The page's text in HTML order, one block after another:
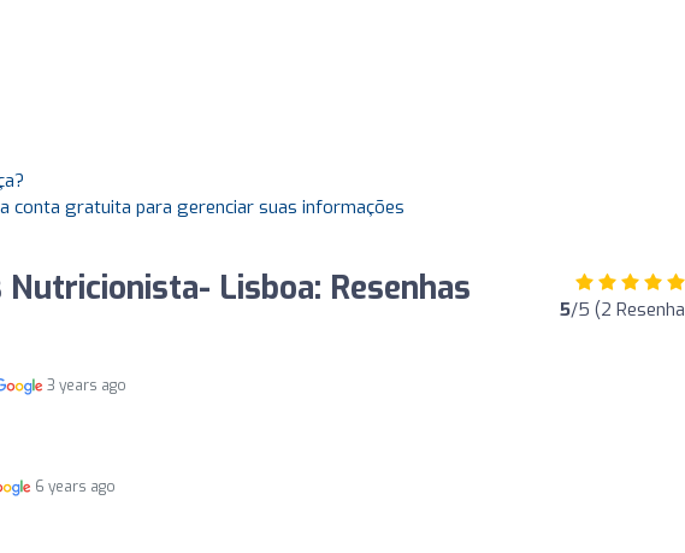
conta gratuita para gerenciar suas informações
Nutricionista- Lisboa: Resenhas 5/5 (2
3 years ago
6 years ago